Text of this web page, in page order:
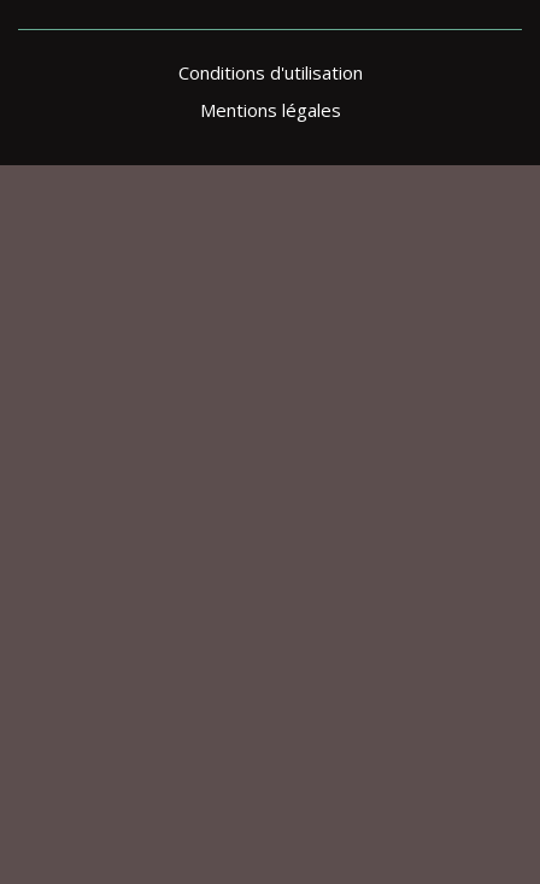
Conditions d'utilisation
Mentions légales